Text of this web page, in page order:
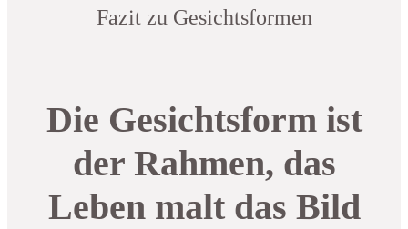
Fazit zu Gesichtsformen
Die Gesichtsform ist
der Rahmen, das
Leben malt das Bild